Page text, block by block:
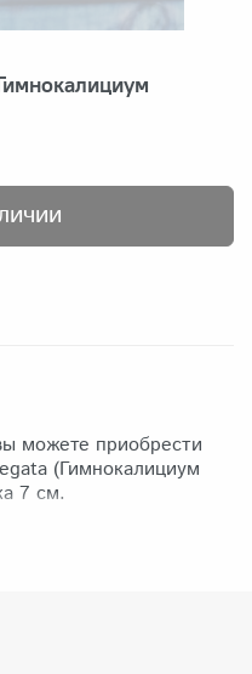
можете приобрести
(Гимнокалициум
7 см.
из нашего
Яндекс-доставку или